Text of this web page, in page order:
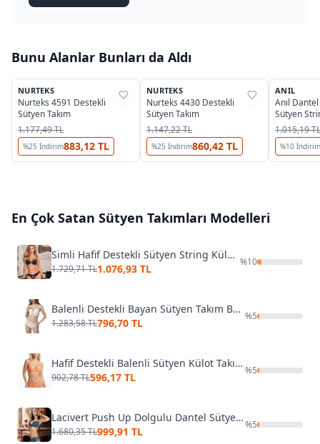
Bunu Alanlar Bunları da Aldı
%31
NURTEKS
Nurteks 4591 Destekli
Sütyen Takım
1.177,49 TL
%25 İndirim883,12 TL
%31
NURTEKS
Nurteks 4430 Destekli
Sütyen Takım
1.147,22 TL
%25 İndirim860,42 TL
%26
ANIL
Anıl
Sütyen
1.015,19 TL
%10 İndirim
En Çok Satan Sütyen Takımları Modelleri
Simli Hafif Destekli Sütyen String Külot Takım Gallipoli MGP31552
1.729,71 TL1.076,93 TL
%10
Balenli Destekli Bayan Sütyen Takım Büşra 314
1.283,58 TL796,70 TL
%5
Hafif Destekli Balenli Sütyen Külot Takımı NBB 4875
902,78 TL596,17 TL
%5
Lacivert Push Up Dolgulu Dantel Sütyen Takım
1.680,35 TL999,91 TL
%5